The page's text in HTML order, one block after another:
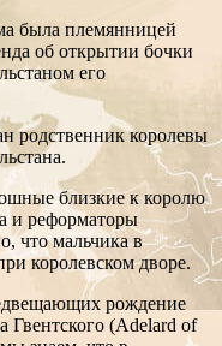
была племянницей
об открытии бочки
его
родственник королевы
близкие к королю
и реформаторы
что мальчика в
королевском дворе.
рождение
Гвентского (Adelard of